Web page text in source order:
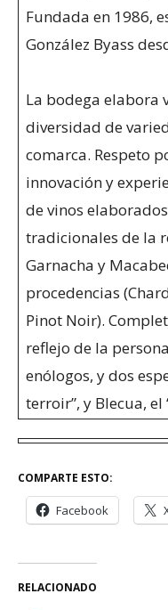
Fundada en 1986,
González Byass
La bodega elabora
diversidad de
comarca. Respeto
innovación y
de vinos
tradicionales de la
Garnacha y
procedencias
Pinot Noir).
reflejo de la
enólogos, y dos
terroir”, y Blecua, el
COMPARTE ESTO:
Facebook
RELACIONADO